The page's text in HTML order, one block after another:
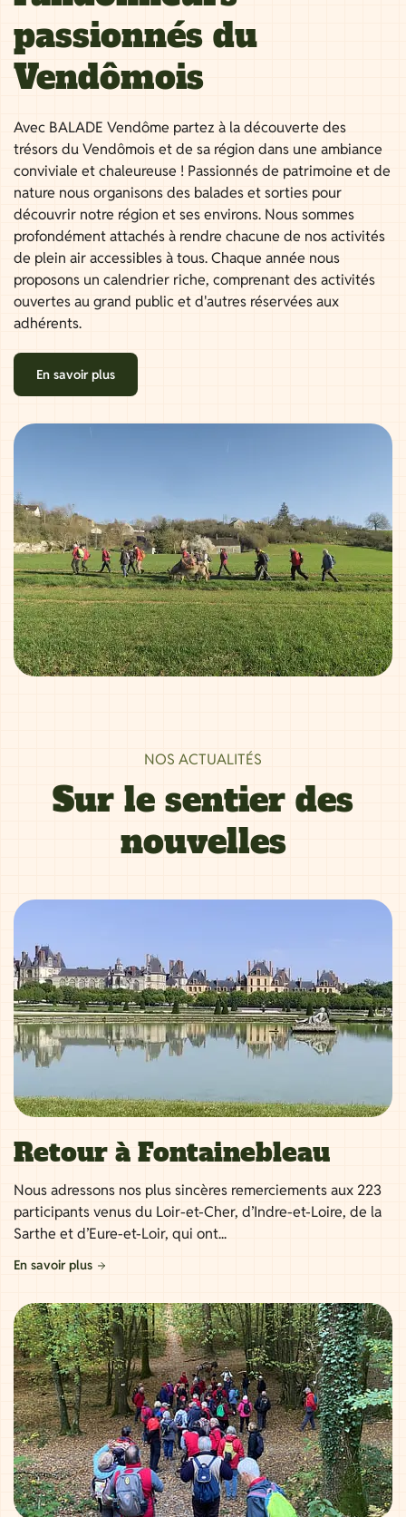
passionnés du
Vendômois
Avec BALADE Vendôme partez à la découverte des
trésors du Vendômois et de sa région dans une ambiance
conviviale et chaleureuse ! Passionnés de patrimoine et de
nature nous organisons des balades et sorties pour
découvrir notre région et ses environs. Nous sommes
profondément attachés à rendre chacune de nos activités
de plein air accessibles à tous. Chaque année nous
proposons un calendrier riche, comprenant des activités
ouvertes au grand public et d'autres réservées aux
adhérents.
En savoir plus
NOS ACTUALITÉS
Sur le sentier des
nouvelles
Retour à Fontainebleau
Nous adressons nos plus sincères remerciements aux 223
participants venus du Loir-et-Cher, d’Indre-et-Loire, de la
Sarthe et d’Eure-et-Loir, qui ont...
En savoir plus